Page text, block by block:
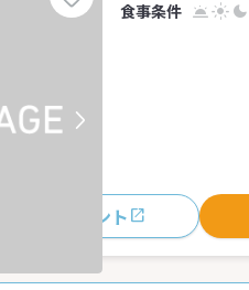
おすすめポイント